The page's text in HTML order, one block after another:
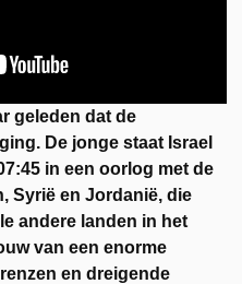
geleden dat de
De jonge staat Israel
in een oorlog met de
Syrië en Jordanië, die
andere landen in het
van een enorme
en dreigende